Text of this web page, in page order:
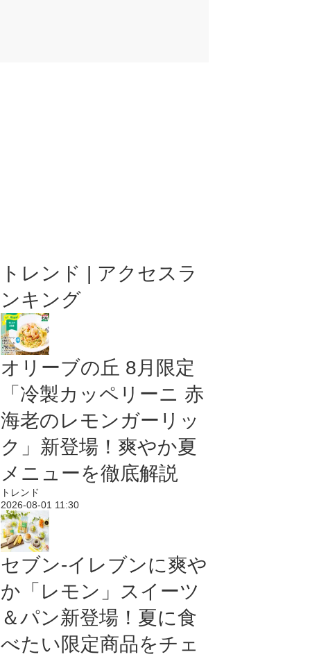
トレンド | アクセスラ
ンキング
オリーブの丘 8月限定
「冷製カッペリーニ 赤
海老のレモンガーリッ
ク」新登場！爽やか夏
メニューを徹底解説
トレンド
2026-08-01 11:30
セブン‐イレブンに爽や
か「レモン」スイーツ
＆パン新登場！夏に食
べたい限定商品をチェ